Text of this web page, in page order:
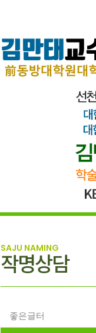
SAJU NAMING
작명상담
좋은글터